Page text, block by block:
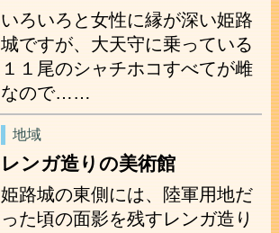
いろいろと女性に縁が深い姫路
城ですが、大天守に乗っている
１１尾のシャチホコすべてが雌
なので……
地域
レンガ造りの美術館
姫路城の東側には、陸軍用地だ
った頃の面影を残すレンガ造り